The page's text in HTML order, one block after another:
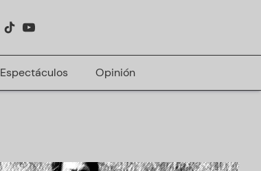
Espectáculos Opinión